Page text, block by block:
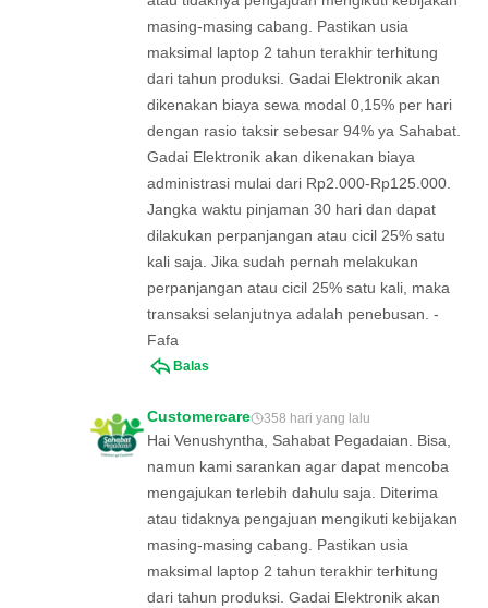
masing-masing cabang. Pastikan usia
maksimal laptop 2 tahun terakhir terhitung
dari tahun produksi. Gadai Elektronik akan
dikenakan biaya sewa modal 0,15% per hari
dengan rasio taksir sebesar 94% ya Sahabat.
Gadai Elektronik akan dikenakan biaya
administrasi mulai dari Rp2.000-Rp125.000.
Jangka waktu pinjaman 30 hari dan dapat
dilakukan perpanjangan atau cicil 25% satu
kali saja. Jika sudah pernah melakukan
perpanjangan atau cicil 25% satu kali, maka
transaksi selanjutnya adalah penebusan. -
Fafa
Balas
Customercare 358 hari yang lalu
Hai Venushyntha, Sahabat Pegadaian. Bisa,
namun kami sarankan agar dapat mencoba
mengajukan terlebih dahulu saja. Diterima
atau tidaknya pengajuan mengikuti kebijakan
masing-masing cabang. Pastikan usia
maksimal laptop 2 tahun terakhir terhitung
dari tahun produksi. Gadai Elektronik akan